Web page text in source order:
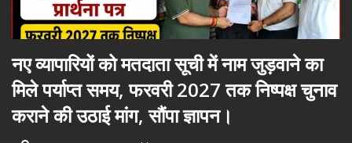
नए व्यापारियों को मतदाता सूची में नाम जुड़वाने का
मिले पर्याप्त समय, फरवरी 2027 तक निष्पक्ष चुनाव
कराने की उठाई मांग, सौंपा ज्ञापन।